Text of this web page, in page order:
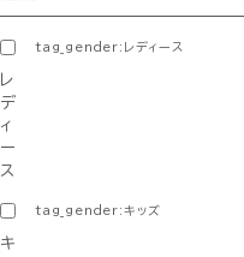
tag_gender:レディース
レ
デ
ィ
ー
ス
tag_gender:キッズ
キ